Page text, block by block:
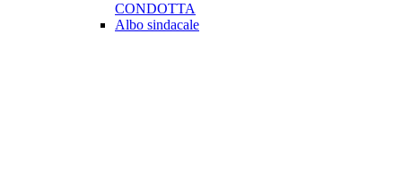
CONDOTTA
Albo sindacale